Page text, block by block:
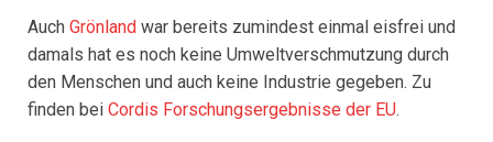
Auch Grönland war bereits zumindest einmal eisfrei und
damals hat es noch keine Umweltverschmutzung durch
den Menschen und auch keine Industrie gegeben. Zu
finden bei Cordis Forschungsergebnisse der EU.